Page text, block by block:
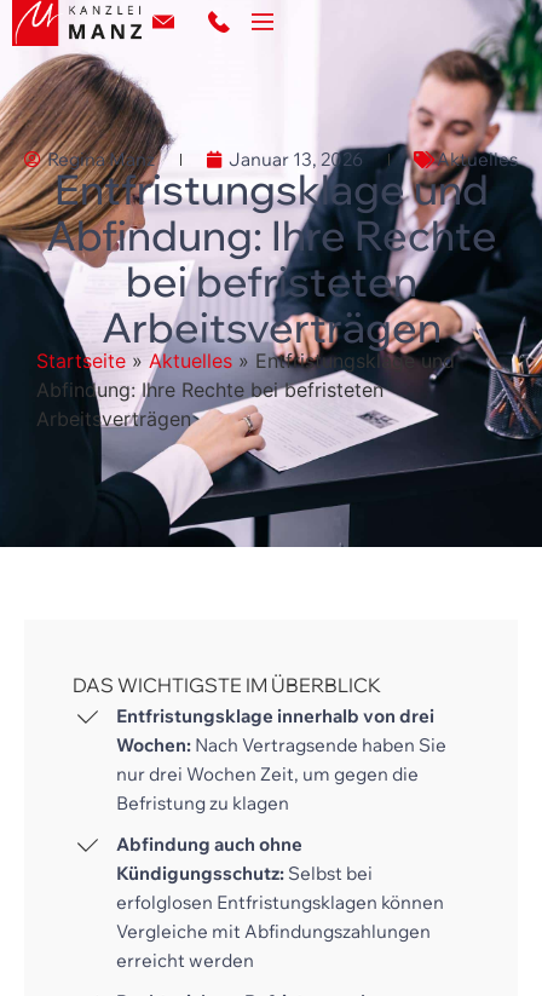
Regina Manz Januar 13, 2026 Aktuelles
Entfristungsklage und
Abfindung: Ihre Rechte
bei befristeten
Arbeitsverträgen
Startseite » Aktuelles » Entfristungsklage und
Abfindung: Ihre Rechte bei befristeten
Arbeitsverträgen
DAS WICHTIGSTE IM ÜBERBLICK
Entfristungsklage innerhalb von drei
Wochen: Nach Vertragsende haben Sie
nur drei Wochen Zeit, um gegen die
Befristung zu klagen
Abfindung auch ohne
Kündigungsschutz: Selbst bei
erfolglosen Entfristungsklagen können
Vergleiche mit Abfindungszahlungen
erreicht werden